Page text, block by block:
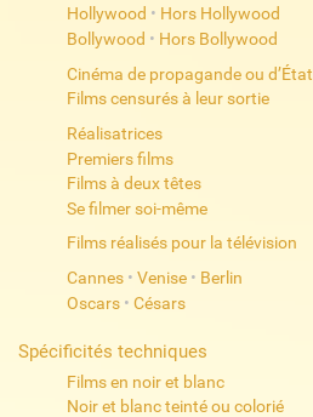
Hollywood • Hors Hollywood
Bollywood • Hors Bollywood
Cinéma de propagande ou d’État
Films censurés à leur sortie
Réalisatrices
Premiers films
Films à deux têtes
Se filmer soi-même
Films réalisés pour la télévision
Cannes • Venise • Berlin
Oscars • Césars
Spécificités techniques
Films en noir et blanc
Noir et blanc teinté ou colorié